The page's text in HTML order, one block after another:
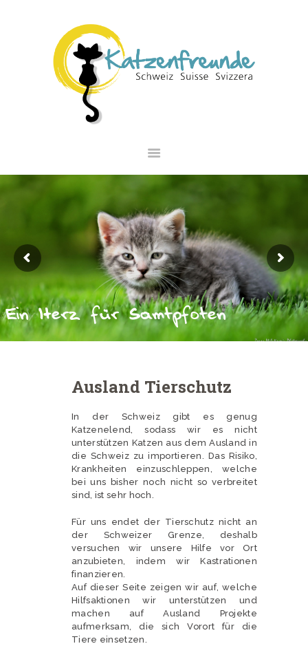
NEWS
VERMITTLUNG
INTERESSANTES
SHOP
Ein Herz für Samtpfoten
Ausland Tierschutz
In der Schweiz gibt es genug
Katzenelend, sodass wir es nicht
unterstützen Katzen aus dem Ausland in
die Schweiz zu importieren. Das Risiko,
Krankheiten einzuschleppen, welche
bei uns bisher noch nicht so verbreitet
sind, ist sehr hoch.
Für uns endet der Tierschutz nicht an
der Schweizer Grenze, deshalb
versuchen wir unsere Hilfe vor Ort
anzubieten, indem wir Kastrationen
finanzieren.
Auf dieser Seite zeigen wir auf, welche
Hilfsaktionen wir unterstützen und
machen auf Ausland Projekte
aufmerksam, die sich Vorort für die
Tiere einsetzen.